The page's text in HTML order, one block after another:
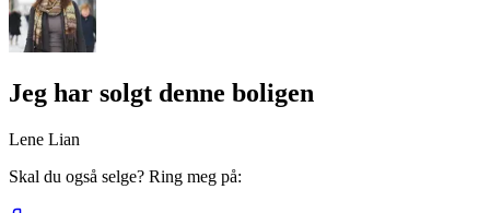
Jeg har solgt denne boligen
Lene Lian
Skal du også selge? Ring meg på: